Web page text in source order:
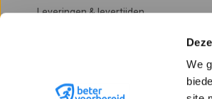
We
Leveringen & levertijden